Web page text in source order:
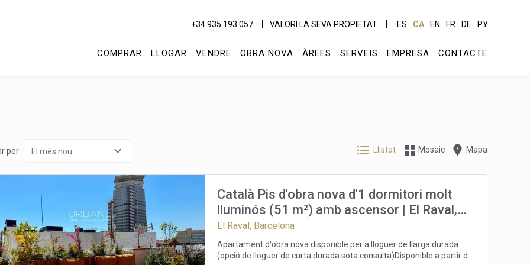
+34 935 193 057 VALORI LA SEVA PROPIETAT ES CA EN FR DE РУ
COMPRAR LLOGAR VENDRE OBRA NOVA ÀREES SERVEIS EMPRESA CONTACTE
per Llistat Mosaic Mapa
Català Pis d'obra nova d'1 dormitori molt
lluminós (51 m²) amb ascensor | El Raval,
Barcelona | Disponible a partir de l'1 de juliol
| Lloguer de llarga durada | 1.650 €/mes
El Raval, Barcelona
Apartament d'obra nova disponible per a lloguer de llarga durada
(opció de lloguer de curta durada sota consulta)Disponible a partir de